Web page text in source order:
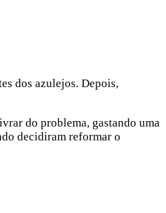
dos azulejos. Depois,
do problema, gastando uma
decidiram reformar o